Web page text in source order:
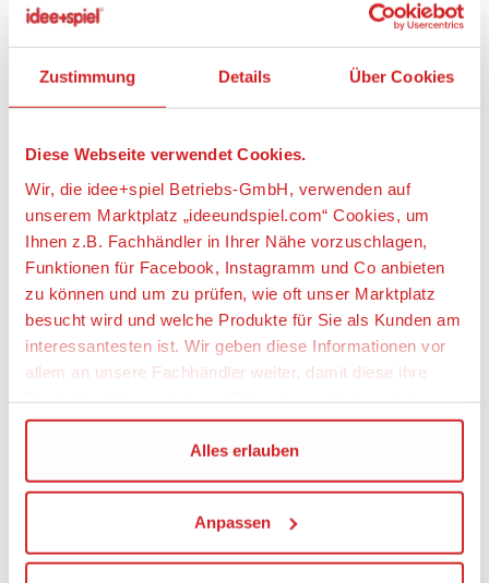
Zustimmung Details Über Cookies
Diese Webseite verwendet Cookies.
Wir, die idee+spiel Betriebs-GmbH, verwenden auf
unserem Marktplatz „ideeundspiel.com“ Cookies, um
Ihnen z.B. Fachhändler in Ihrer Nähe vorzuschlagen,
Funktionen für Facebook, Instagramm und Co anbieten
zu können und um zu prüfen, wie oft unser Marktplatz
besucht wird und welche Produkte für Sie als Kunden am
interessantesten ist. Wir geben diese Informationen vor
allem an unsere Fachhändler weiter, damit diese ihre
Wir verwenden den Google Tag Manager um weitere
Dienste einzubinden.
Wenn Sie auf „Alles erlauben“, klicken, werden ein Teil
Ihrer personenbezogener Daten in die USA übertragen.
Alles erlauben
Anpassen
mit Figur. Länge gebaut 220 mm / Breite 80 mm.
Artikeleigenschaften:
Ab 14 Jahre
1:24
Angaben zur Produktsicherheit:
Hersteller:
Hasegawa Corporation, Japan
Verantwortliche Person:
Gütenbach, Deutschland, www.faller.de,
info@faller.de
Maßstabs- und originalgetreues Kleinmodell für
erwachsene Sammler, bzw. Bausatz eines